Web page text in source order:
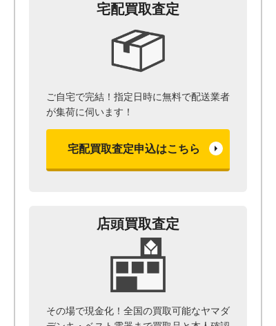
宅配買取査定
ご自宅で完結！指定日時に無料で配送業者
が集荷に伺います！
宅配買取査定申込はこちら
店頭買取査定
その場で現金化！全国の買取可能なヤマダ